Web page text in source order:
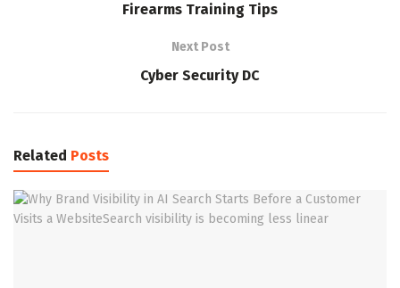
Firearms Training Tips
Next Post
Cyber Security DC
Related Posts